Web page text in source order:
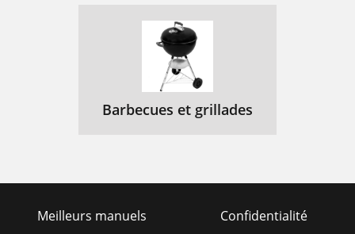
Barbecues et grillades
Meilleurs manuels
Confidentialité